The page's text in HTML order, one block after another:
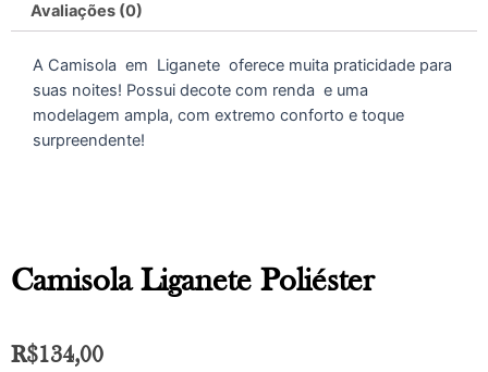
Avaliações (0)
A Camisola em Liganete oferece muita praticidade para
suas noites! Possui decote com renda e uma
modelagem ampla, com extremo conforto e toque
surpreendente!
Camisola Liganete Poliéster
R$134,00